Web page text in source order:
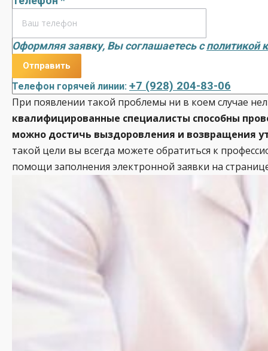
Оформляя заявку, Вы соглашаетесь сполитикой
Телефон горячей линии: +7 (928) 204-83-06
При появлении такой проблемы ни в коем случае
квалифицированные специалисты способны
можно достичь выздоровления и возвращения
такой цели вы всегда можете обратиться к
помощи заполнения электронной заявки на